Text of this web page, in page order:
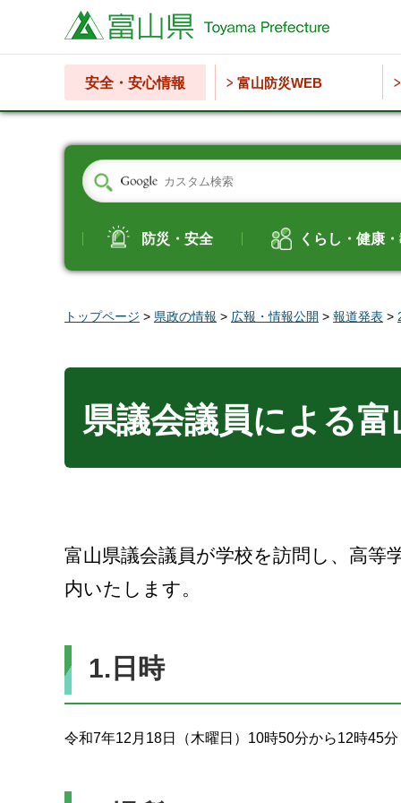
富山県
安全・安心情報 富山防災WEB
防災・安全 くらし・健康
トップページ > 県政の情報 > 広報・情報公開 > 報道発表 >
県議会議員による
富山県議会議員が学校を訪問し、高等
内いたします。
1.日時
令和7年12月18日（木曜日）10時50分から12時45